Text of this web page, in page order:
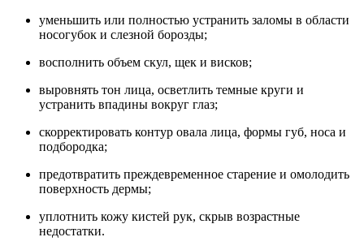
уменьшить или полностью устранить заломы в области
носогубок и слезной борозды;
восполнить объем скул, щек и висков;
выровнять тон лица, осветлить темные круги и
устранить впадины вокруг глаз;
скорректировать контур овала лица, формы губ, носа и
подбородка;
предотвратить преждевременное старение и омолодить
поверхность дермы;
уплотнить кожу кистей рук, скрыв возрастные
недостатки.